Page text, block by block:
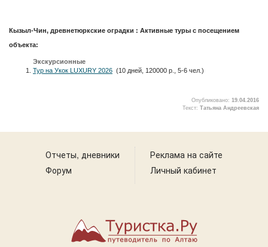
Кызыл-Чин, древнетюркские оградки : Активные туры с посещением
объекта:
Экскурсионные
Тур на Укок LUXURY 2026 (10 дней, 120000 р., 5-6 чел.)
Опубликовано: 19.04.2016
Текст: Татьяна Андреевская
Отчеты, дневники
Форум
Реклама на сайте
Личный кабинет